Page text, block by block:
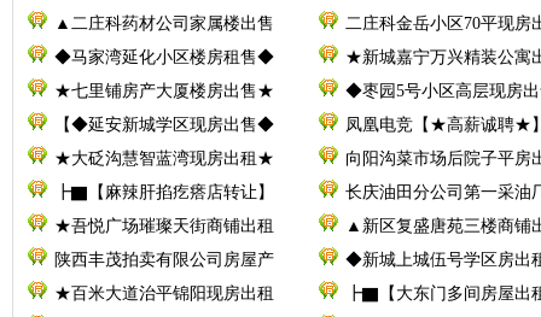
▲二庄科药材公司家属楼出售
二庄科金岳小区70平现房
◆马家湾延化小区楼房租售◆
★新城嘉宁万兴精装公寓
★七里铺房产大厦楼房出售★
◆枣园5号小区高层现房
【◆延安新城学区现房出售◆
凤凰电竞【★高薪诚聘★
★大砭沟慧智蓝湾现房出租★
向阳沟菜市场后院子平房
┣▇【麻辣肝掐疙瘩店转让】
长庆油田分公司第一采油
★吾悦广场璀璨天街商铺出租
▲新区复盛唐苑三楼商铺
陕西丰茂拍卖有限公司房屋产
◆新城上城伍号学区房出
★百米大道治平锦阳现房出租
┣▇【大东门多间房屋出